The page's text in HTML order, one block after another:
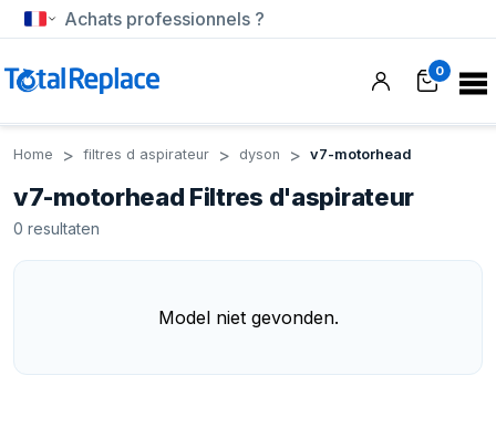
Achats professionnels ?
0
Home filtres d aspirateur dyson v7-motorhead
v7-motorhead Filtres d'aspirateur
0 resultaten
Model niet gevonden.